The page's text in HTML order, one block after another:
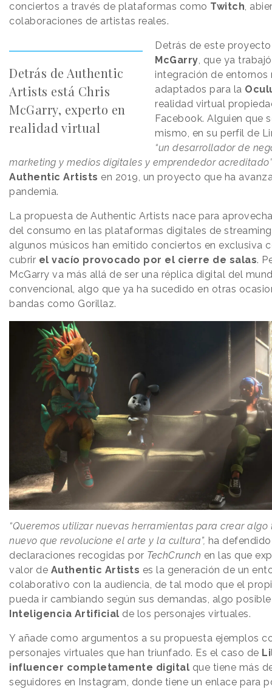
conciertos a través de plataformas como Twitch,
colaboraciones de artistas reales.
Detrás de Authentic
Artists está Chris
McGarry, experto en
realidad virtual
Detrás de este
McGarry, que ya
integración de entornos
adaptados para la
realidad virtual
Facebook. Alguien que
mismo, en su perfil de
“un desarrollador de
marketing y medios digitales y emprendedor acreditado”
Authentic Artists en 2019, un proyecto que ha
pandemia.
La propuesta de Authentic Artists nace para
del consumo en las plataformas digitales de
algunos músicos han emitido conciertos en exclusiva
cubrir el vacío provocado por el cierre de salas.
McGarry va más allá de ser una réplica digital del
convencional, algo que ya ha sucedido en otras
bandas como Gorillaz.
“Queremos utilizar nuevas herramientas para crear
nuevo que revolucione el arte y la cultura”, ha
declaraciones recogidas por TechCrunch en las que
valor de Authentic Artists es la generación de un
colaborativo con la audiencia, de tal modo que el
pueda ir cambiando según sus demandas, algo
Inteligencia Artificial de los personajes virtuales.
Y añade como argumentos a su propuesta ejemplos
personajes virtuales que han triunfado. Es el caso de
influencer completamente digital que tiene más
seguidores en Instagram, donde tiene un enlace para